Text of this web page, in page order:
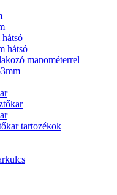
hátsó
manométerrel
tartozékok